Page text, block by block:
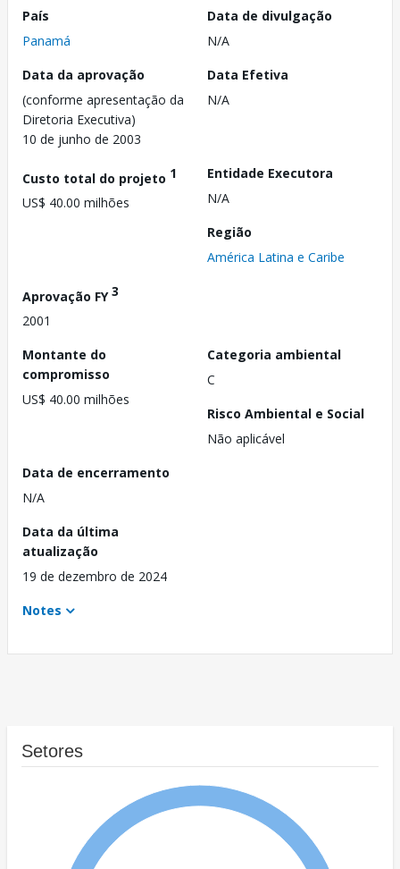
País
Panamá
Data de divulgação
N/A
Data da aprovação
(conforme apresentação da
Diretoria Executiva)
10 de junho de 2003
Data Efetiva
N/A
Custo total do projeto 1
US$ 40.00 milhões
Entidade Executora
N/A
Região
América Latina e Caribe
Aprovação FY3
2001
Montante do
compromisso
US$ 40.00 milhões
Categoria ambiental
C
Risco Ambiental e Social
Não aplicável
Data de encerramento
N/A
Data da última
atualização
19 de dezembro de 2024
Notes
Setores